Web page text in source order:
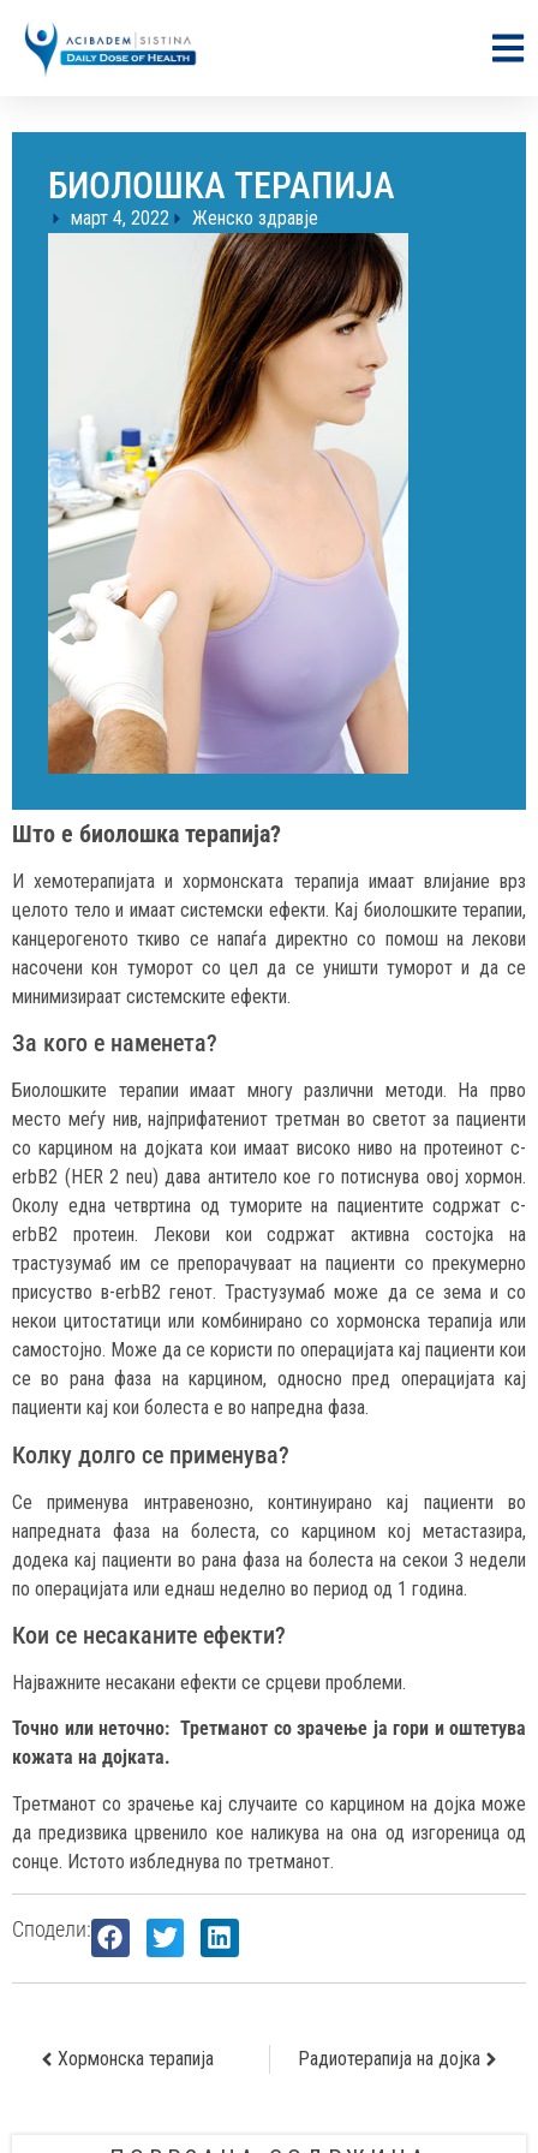
БИОЛОШКА ТЕРАПИЈА
март 4, 2022 Женско здравје
Што е биолошка терапија?
И хемотерапијата и хормонската терапија имаат влијание врз
целото тело и имаат системски ефекти. Кај биолошките терапии,
канцерогеното ткиво се напаѓа директно со помош на лекови
насочени кон туморот со цел да се уништи туморот и да се
минимизираат системските ефекти.
За кого е наменета?
Биолошките терапии имаат многу различни методи. На прво
место меѓу нив, најприфатениот третман во светот за пациенти
со карцином на дојката кои имаат високо ниво на протеинот c-
erbB2 (HER 2 neu) дава антитело кое го потиснува овој хормон.
Околу една четвртина од туморите на пациентите содржат c-
erbB2 протеин. Лекови кои содржат активна состојка на
трастузумаб им се препорачуваат на пациенти со прекумерно
присуство в-erbB2 генот. Трастузумаб може да се зема и со
некои цитостатици или комбинирано со хормонска терапија или
самостојно. Може да се користи по операцијата кај пациенти кои
се во рана фаза на карцином, односно пред операцијата кај
пациенти кај кои болеста е во напредна фаза.
Колку долго се применува?
Се применува интравенозно, континуирано кај пациенти во
напредната фаза на болеста, со карцином кој метастазира,
додека кај пациенти во рана фаза на болеста на секои 3 недели
по операцијата или еднаш неделно во период од 1 година.
Кои се несаканите ефекти?
Најважните несакани ефекти се срцеви проблеми.
Точно или неточно: Третманот со зрачење ја гори и оштетува
кожата на дојката.
Третманот со зрачење кај случаите со карцином на дојка може
да предизвика црвенило кое наликува на она од изгореница од
сонце. Истото избледнува по третманот.
Сподели:
Хормонска терапија Радиотерапија на дојка